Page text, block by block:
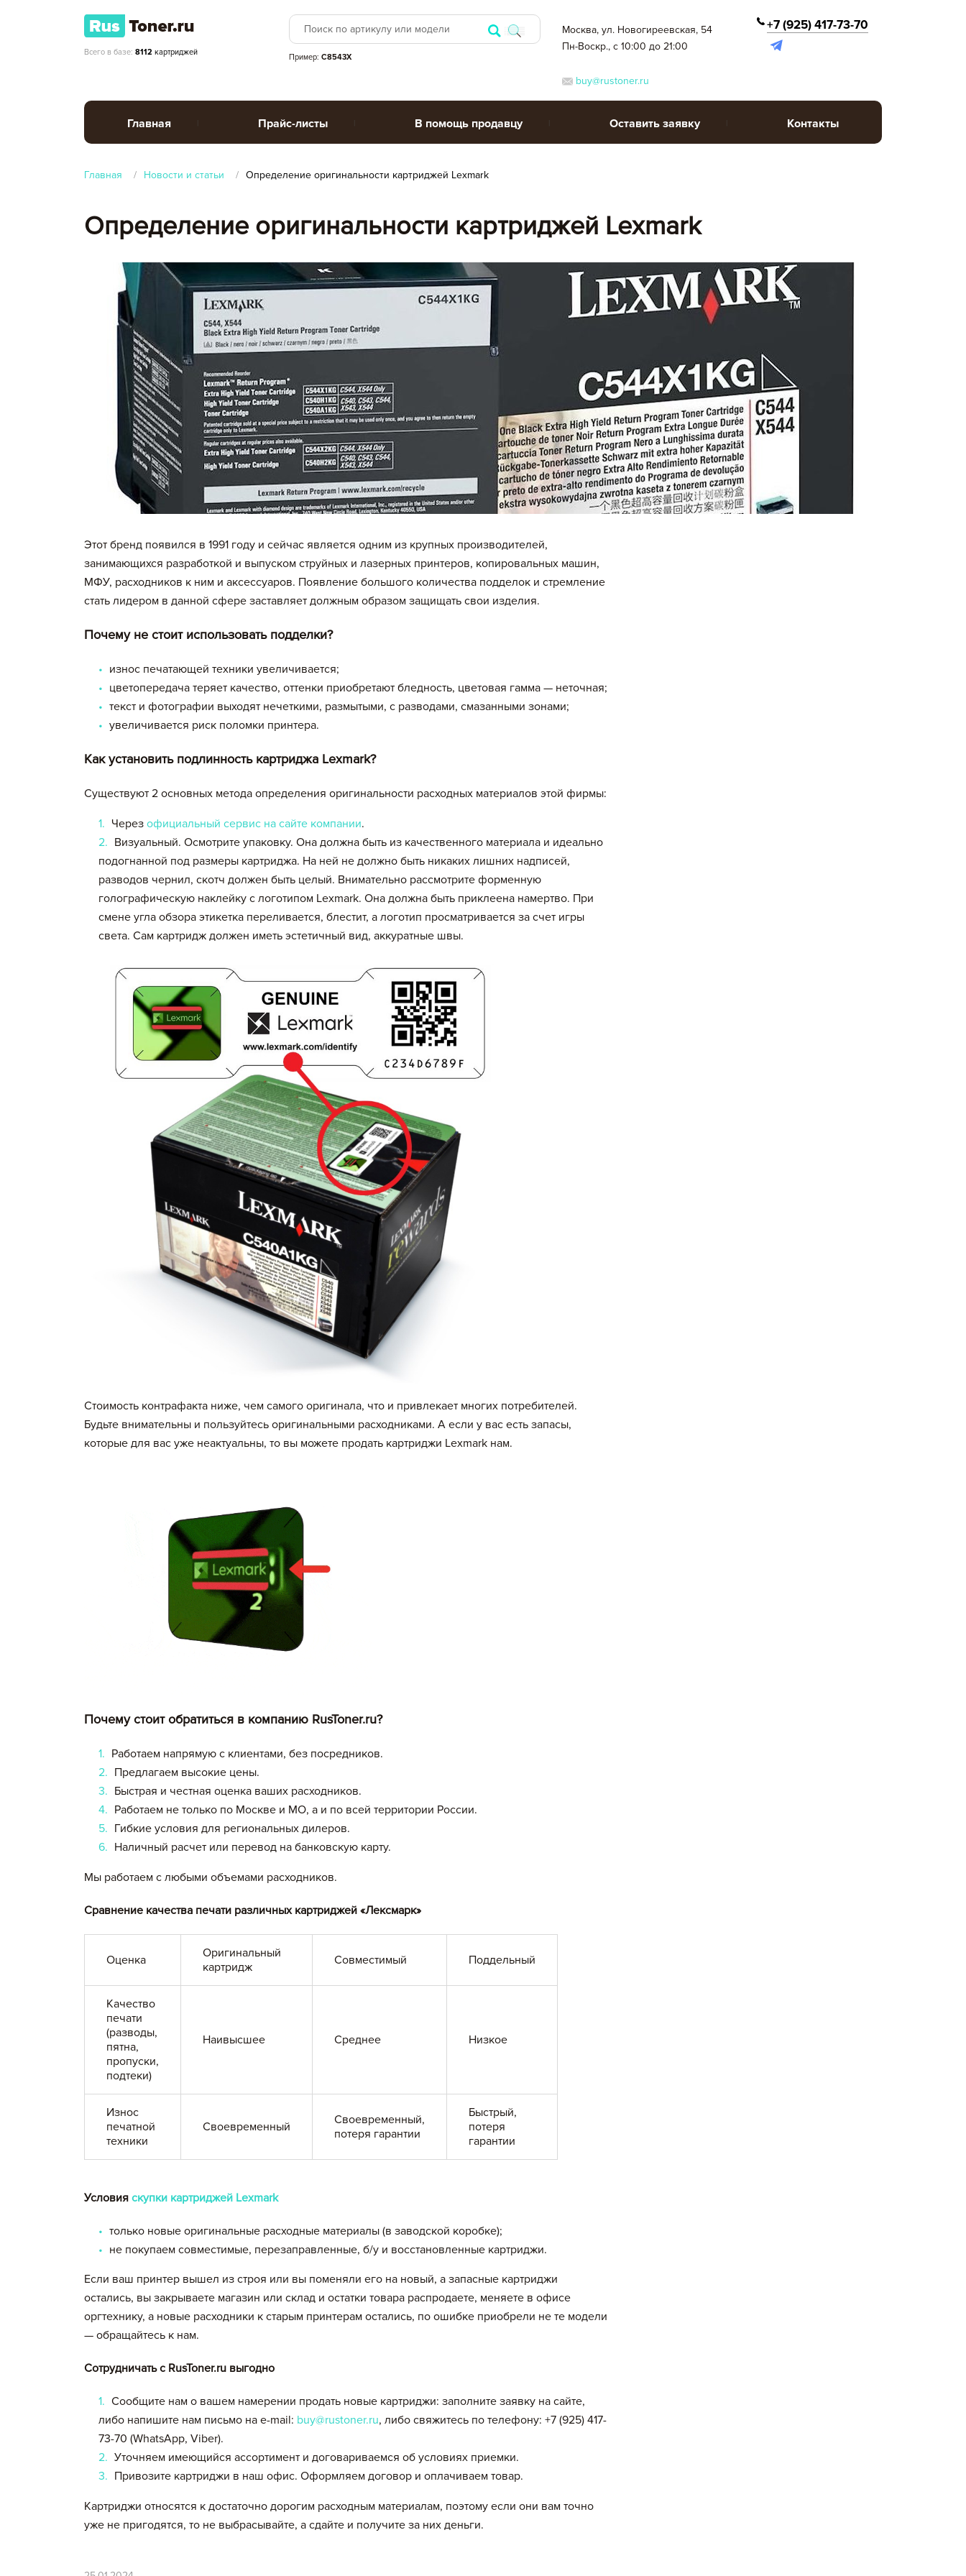
Всего в базе: 8112 картриджей
Пример: C8543X
Москва, ул. Новогиреевская, 54
Пн-Воскр., с 10:00 до 21:00
buy@rustoner.ru
+7 (925) 417-73-70
Главная Прайс-листы В помощь продавцу Оставить заявку Контакты
Главная Новости и статьи Определение оригинальности картриджей Lexmark
Определение оригинальности картриджей Lexmark
Этот бренд появился в 1991 году и сейчас является одним из крупных производителей,
занимающихся разработкой и выпуском струйных и лазерных принтеров, копировальных машин,
МФУ, расходников к ним и аксессуаров. Появление большого количества подделок и стремление
стать лидером в данной сфере заставляет должным образом защищать свои изделия.
Почему не стоит использовать подделки?
износ печатающей техники увеличивается;
цветопередача теряет качество, оттенки приобретают бледность, цветовая гамма — неточная;
текст и фотографии выходят нечеткими, размытыми, с разводами, смазанными зонами;
увеличивается риск поломки принтера.
Как установить подлинность картриджа Lexmark?
Существуют 2 основных метода определения оригинальности расходных материалов этой фирмы:
Через официальный сервис на сайте компании.
Визуальный. Осмотрите упаковку. Она должна быть из качественного материала и идеально
подогнанной под размеры картриджа. На ней не должно быть никаких лишних надписей,
разводов чернил, скотч должен быть целый. Внимательно рассмотрите форменную
голографическую наклейку с логотипом Lexmark. Она должна быть приклеена намертво. При
смене угла обзора этикетка переливается, блестит, а логотип просматривается за счет игры
света. Сам картридж должен иметь эстетичный вид, аккуратные швы.
Стоимость контрафакта ниже, чем самого оригинала, что и привлекает многих потребителей.
Будьте внимательны и пользуйтесь оригинальными расходниками. А если у вас есть запасы,
которые для вас уже неактуальны, то вы можете продать картриджи Lexmark нам.
Почему стоит обратиться в компанию RusToner.ru?
Работаем напрямую с клиентами, без посредников.
Предлагаем высокие цены.
Быстрая и честная оценка ваших расходников.
Работаем не только по Москве и МО, а и по всей территории России.
Гибкие условия для региональных дилеров.
Наличный расчет или перевод на банковскую карту.
Мы работаем с любыми объемами расходников.
Сравнение качества печати различных картриджей «Лексмарк»
Оценка
Оригинальный
картридж
Совместимый Поддельный
Качество
печати
(разводы,
пятна,
пропуски,
подтеки)
Наивысшее Среднее Низкое
Износ
печатной
техники
Своевременный
Своевременный,
потеря гарантии
Быстрый,
потеря
гарантии
Условия скупки картриджей Lexmark
только новые оригинальные расходные материалы (в заводской коробке);
не покупаем совместимые, перезаправленные, б/у и восстановленные картриджи.
Если ваш принтер вышел из строя или вы поменяли его на новый, а запасные картриджи
остались, вы закрываете магазин или склад и остатки товара распродаете, меняете в офисе
оргтехнику, а новые расходники к старым принтерам остались, по ошибке приобрели не те модели
— обращайтесь к нам.
Сотрудничать с RusToner.ru выгодно
Сообщите нам о вашем намерении продать новые картриджи: заполните заявку на сайте,
либо напишите нам письмо на e-mail: buy@rustoner.ru, либо свяжитесь по телефону: +7 (925) 417-
73-70 (WhatsApp, Viber).
Уточняем имеющийся ассортимент и договариваемся об условиях приемки.
Привозите картриджи в наш офис. Оформляем договор и оплачиваем товар.
Картриджи относятся к достаточно дорогим расходным материалам, поэтому если они вам точно
уже не пригодятся, то не выбрасывайте, а сдайте и получите за них деньги.
Вы добавили в корзину
Принтер